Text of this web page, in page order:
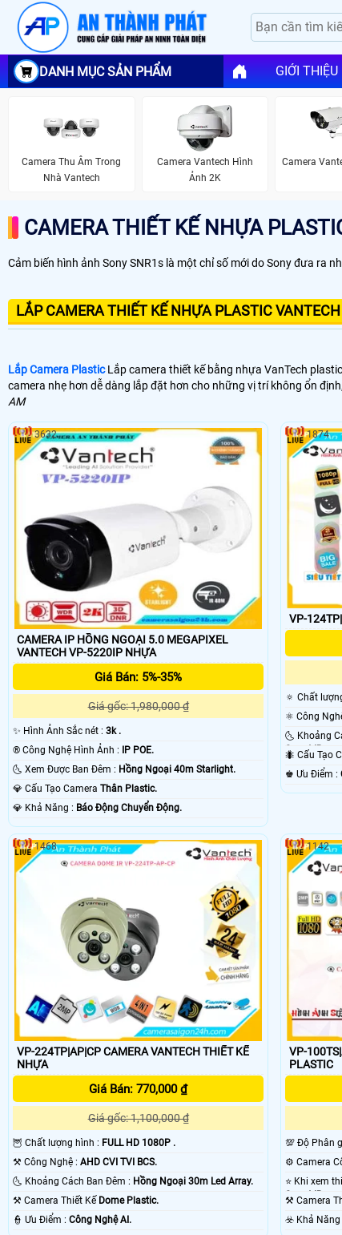
DANH MỤC SẢN PHẨM GIỚI THIỆU
Camera Thu Âm Trong
Nhà Vantech
Camera Vantech Hình
Ảnh 2K
Camera
CAMERA THIẾT KẾ NHỰA
Cảm biến hình ảnh Sony SNR1s là một chỉ số mới do Sony đưa ra
LẮP CAMERA THIẾT KẾ NHỰA PLASTIC VANTECH
Lắp Camera PlasticLắp camera thiết kế bằng nhựa VanTech
camera nhẹ hơn dễ dàng lắp đặt hơn cho những vị trí không ổn
AM
CAMERA IP HỒNG NGOẠI 5.0 MEGAPIXEL
VANTECH VP-5220IP NHỰA
Giá Bán: 5%-35%
Giá gốc: 1,980,000 ₫
✨ Hình Ảnh Sắc nét : 3k .
®️ Công Nghệ Hình Ảnh : IP POE.
🌜 Xem Được Ban Đêm : Hồng Ngoại 40m Starlight.
💎 Cấu Tạo Camera Thân Plastic.
️💎 Khả Năng : Báo Động Chuyển Động.
3632
🔅 Chất
Smart IR.
🐜 Cấu Tạo
️♚ Ưu Điểm :
1874
VP-224TP|AP|CP CAMERA VANTECH THIẾT KẾ
NHỰA
Giá Bán: 770,000 ₫
Giá gốc: 1,100,000 ₫
🦉 Chất lượng hình : FULL HD 1080P .
⚒ Công Nghệ : AHD CVI TVI BCS.
🌜 Khoảng Cách Ban Đêm : Hồng Ngoại 30m Led Array.
⚒ Camera Thiết Kế Dome Plastic.
️👮 Ưu Điểm : Công Nghệ AI.
1468
VP-
PLASTIC
💯 Độ Phân
Smart IR.
⚒ Camera
1142